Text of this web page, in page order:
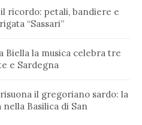
ricordo: petali, bandiere e
“Sassari”
Biella la musica celebra tre
e Sardegna
il gregoriano sardo: la
Basilica di San